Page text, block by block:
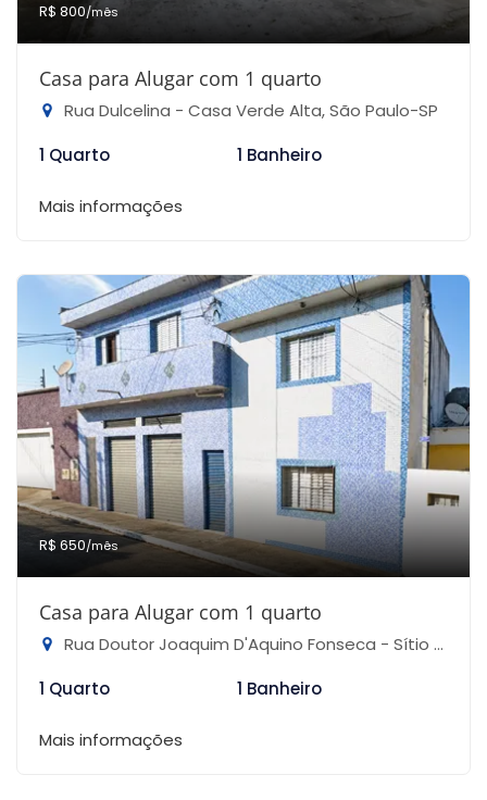
R$ 800/mês
Casa para Alugar com 1 quarto
Rua Dulcelina - Casa Verde Alta, São Paulo-SP
1 Quarto
1 Banheiro
Mais informações
R$ 650/mês
Casa para Alugar com 1 quarto
Rua Doutor Joaquim D'Aquino Fonseca - Sítio do Mandaqui, São Paulo-SP
1 Quarto
1 Banheiro
Mais informações